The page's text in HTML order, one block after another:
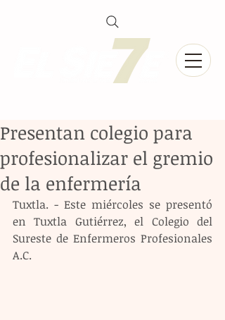
Presentan colegio para
profesionalizar el gremio
de la enfermería
Tuxtla. - Este miércoles se presentó
en Tuxtla Gutiérrez, el Colegio del
Sureste de Enfermeros Profesionales
A.C.